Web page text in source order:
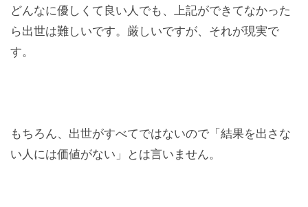
どんなに優しくて良い人でも、上記ができてなかった
ら出世は難しいです。厳しいですが、それが現実で
す。
もちろん、出世がすべてではないので「結果を出さな
い人には価値がない」とは言いません。